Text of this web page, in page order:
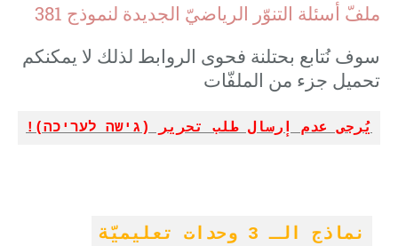
ملفّ أسئلة التنوّر الرياضيّ الجديدة لنموذج 381
سوف نُتابع بحتلنة فحوى الروابط لذلك لا يمكنكم
تحميل جزء من الملفّات
يُرجى عدم إرسال طلب تحرير (גישה לעריכה)!
نماذج الـ 3 وحدات تعليميّة